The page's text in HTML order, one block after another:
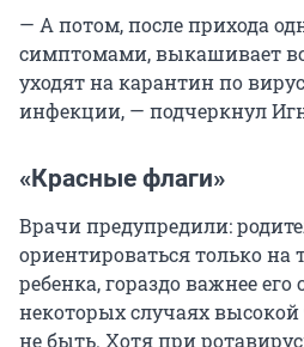
— А потом, после прихода
симптомами, выкашивает
уходят на карантин по
инфекции, — подчеркнул
«Красные флаги»
Врачи предупредили:
ориентироваться только на
ребенка, гораздо важнее его
некоторых случаях
не быть. Хотя при